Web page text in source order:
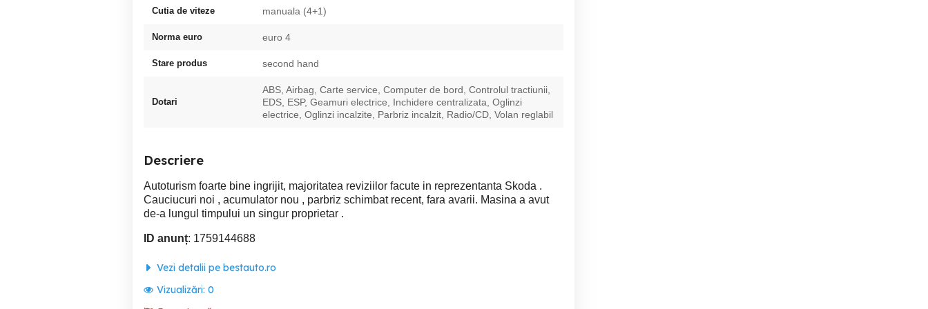
Cutia de viteze manuala (4+1)
Norma euro euro 4
Stare produs second hand
Dotari
ABS, Airbag, Carte service, Computer de bord, Controlul tractiunii,
EDS, ESP, Geamuri electrice, Inchidere centralizata, Oglinzi
electrice, Oglinzi incalzite, Parbriz incalzit, Radio/CD, Volan reglabil
Descriere
Autoturism foarte bine ingrijit, majoritatea reviziilor facute in reprezentanta Skoda .
Cauciucuri noi , acumulator nou , parbriz schimbat recent, fara avarii. Masina a avut
de-a lungul timpului un singur proprietar .
ID anunț: 1759144688
Vezi detalii pe bestauto.ro
Vizualizări: 0